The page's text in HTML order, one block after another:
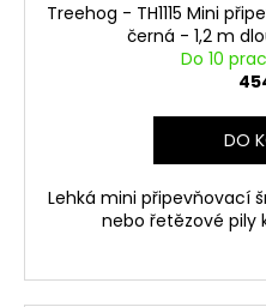
Treehog - TH1115 Mini
černá - 1,2 m
Do 10
DO
Lehká mini připevňovací
nebo řetězové pily